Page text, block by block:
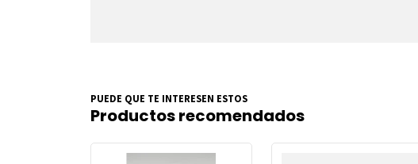
PUEDE QUE TE INTERESEN ESTOS
Productos recomendados